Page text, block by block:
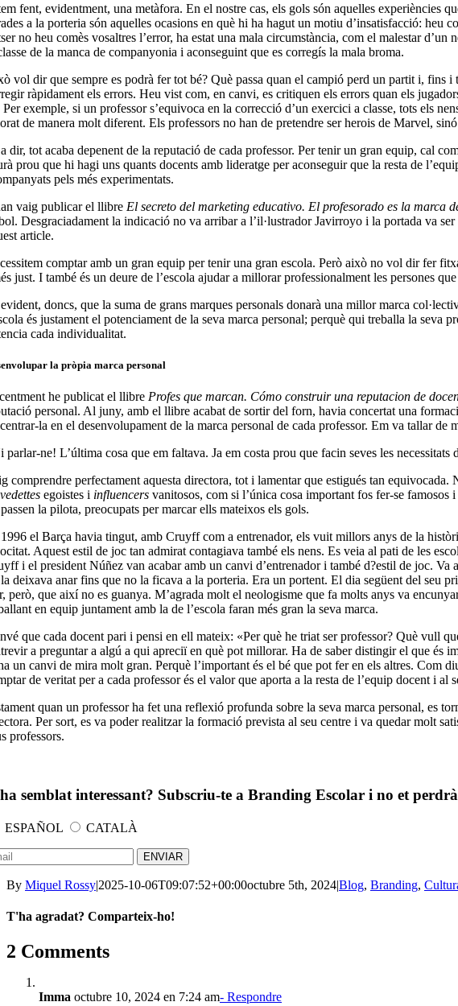
fent, evidentment, una metàfora. En el nostre cas, els gols són aquelles experiències
a la porteria són aquelles ocasions en què hi ha hagut un motiu d’insatisfacció: heu
no heu comès vosaltres l’error, ha estat una mala circumstància, com el malestar
de la manca de companyonia i aconseguint que es corregís la mala broma.
vol dir que sempre es podrà fer tot bé? Què passa quan el campió perd un partit i, fins
ràpidament els errors. Heu vist com, en canvi, es critiquen els errors quan els
Per exemple, si un professor s’equivoca en la correcció d’un exercici a classe, tots els
de manera molt diferent. Els professors no han de pretendre ser herois de Marvel,
dir, tot acaba depenent de la reputació de cada professor. Per tenir un gran equip, cal
prou que hi hagi uns quants docents amb lideratge per aconseguir que la resta de
pels més experimentats.
vaig publicar el llibre El secreto del marketing educativo. El profesorado es la marca
Desgraciadament la indicació no va arribar a l’il·lustrador Javirroyo i la portada va
article.
comptar amb un gran equip per tenir una gran escola. Però això no vol dir fer
just. I també és un deure de l’escola ajudar a millorar professionalment les persones
doncs, que la suma de grans marques personals donarà una millor marca
és justament el potenciament de la seva marca personal; perquè qui treballa la seva
cada individualitat.
la pròpia marca personal
he publicat el llibre Profes que marcan. Cómo construir una reputacion de
personal. Al juny, amb el llibre acabat de sortir del forn, havia concertat una
la en el desenvolupament de la marca personal de cada professor. Em va tallar de
parlar-ne! L’última cosa que em faltava. Ja em costa prou que facin seves les
comprendre perfectament aquesta directora, tot i lamentar que estigués tan
vedettes egoistes i influencers vanitosos, com si l’única cosa important fos fer-se
la pilota, preocupats per marcar ells mateixos els gols.
el Barça havia tingut, amb Cruyff com a entrenador, els vuit millors anys de la
Aquest estil de joc tan admirat contagiava també els nens. Es veia al pati de les
i el president Núñez van acabar amb un canvi d’entrenador i també d?estil de joc.
deixava anar fins que no la ficava a la porteria. Era un portent. El dia següent del seu
però, que així no es guanya. M’agrada molt el neologisme que fa molts anys va
en equip juntament amb la de l’escola faran més gran la seva marca.
que cada docent pari i pensi en ell mateix: «Per què he triat ser professor? Què vull
a preguntar a algú a qui apreciï en què pot millorar. Ha de saber distingir el que
un canvi de mira molt gran. Perquè l’important és el bé que pot fer en els altres. Com
de veritat per a cada professor és el valor que aporta a la resta de l’equip docent i al
quan un professor ha fet una reflexió profunda sobre la seva marca personal, es
Per sort, es va poder realitzar la formació prevista al seu centre i va quedar molt
professors.
semblat interessant? Subscriu-te a Branding Escolar i no et
ESPAÑOL CATALÀ
By Miquel Rossy|2025-10-06T09:07:52+00:00octubre 5th, 2024|Blog, Branding,
T'ha agradat? Comparteix-ho!
Facebook
X
LinkedIn
WhatsApp
Telegram
Email:
2 Comments
Imma octubre 10, 2024 en 7:24 am- Respondre